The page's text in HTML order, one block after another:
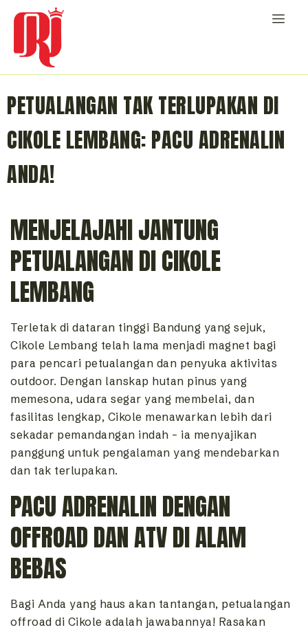
PETUALANGAN TAK TERLUPAKAN DI
CIKOLE LEMBANG: PACU ADRENALIN
ANDA!
MENJELAJAHI JANTUNG
PETUALANGAN DI CIKOLE
LEMBANG
Terletak di dataran tinggi Bandung yang sejuk,
Cikole Lembang telah lama menjadi magnet bagi
para pencari petualangan dan penyuka aktivitas
outdoor. Dengan lanskap hutan pinus yang
memesona, udara segar yang membelai, dan
fasilitas lengkap, Cikole menawarkan lebih dari
sekadar pemandangan indah – ia menyajikan
panggung untuk pengalaman yang mendebarkan
dan tak terlupakan.
PACU ADRENALIN DENGAN
OFFROAD DAN ATV DI ALAM
BEBAS
Bagi Anda yang haus akan tantangan, petualangan
offroad di Cikole adalah jawabannya! Rasakan